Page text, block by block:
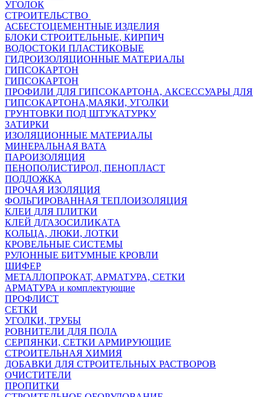
УГОЛОК
СТРОИТЕЛЬСТВО
АСБЕСТОЦЕМЕНТНЫЕ ИЗДЕЛИЯ
БЛОКИ СТРОИТЕЛЬНЫЕ, КИРПИЧ
ВОДОСТОКИ ПЛАСТИКОВЫЕ
ГИДРОИЗОЛЯЦИОННЫЕ МАТЕРИАЛЫ
ГИПСОКАРТОН
ГИПСОКАРТОН
ПРОФИЛИ ДЛЯ ГИПСОКАРТОНА, АКСЕССУАРЫ ДЛЯ
ГИПСОКАРТОНА,МАЯКИ, УГОЛКИ
ГРУНТОВКИ ПОД ШТУКАТУРКУ
ЗАТИРКИ
ИЗОЛЯЦИОННЫЕ МАТЕРИАЛЫ
МИНЕРАЛЬНАЯ ВАТА
ПАРОИЗОЛЯЦИЯ
ПЕНОПОЛИСТИРОЛ, ПЕНОПЛАСТ
ПОДЛОЖКА
ПРОЧАЯ ИЗОЛЯЦИЯ
ФОЛЬГИРОВАННАЯ ТЕПЛОИЗОЛЯЦИЯ
КЛЕИ ДЛЯ ПЛИТКИ
КЛЕЙ Д/ГАЗОСИЛИКАТА
КОЛЬЦА, ЛЮКИ, ЛОТКИ
КРОВЕЛЬНЫЕ СИСТЕМЫ
РУЛОННЫЕ БИТУМНЫЕ КРОВЛИ
ШИФЕР
МЕТАЛЛОПРОКАТ, АРМАТУРА, СЕТКИ
АРМАТУРА и комплектующие
ПРОФЛИСТ
СЕТКИ
УГОЛКИ, ТРУБЫ
РОВНИТЕЛИ ДЛЯ ПОЛА
СЕРПЯНКИ, СЕТКИ АРМИРУЮЩИЕ
СТРОИТЕЛЬНАЯ ХИМИЯ
ДОБАВКИ ДЛЯ СТРОИТЕЛЬНЫХ РАСТВОРОВ
ОЧИСТИТЕЛИ
ПРОПИТКИ